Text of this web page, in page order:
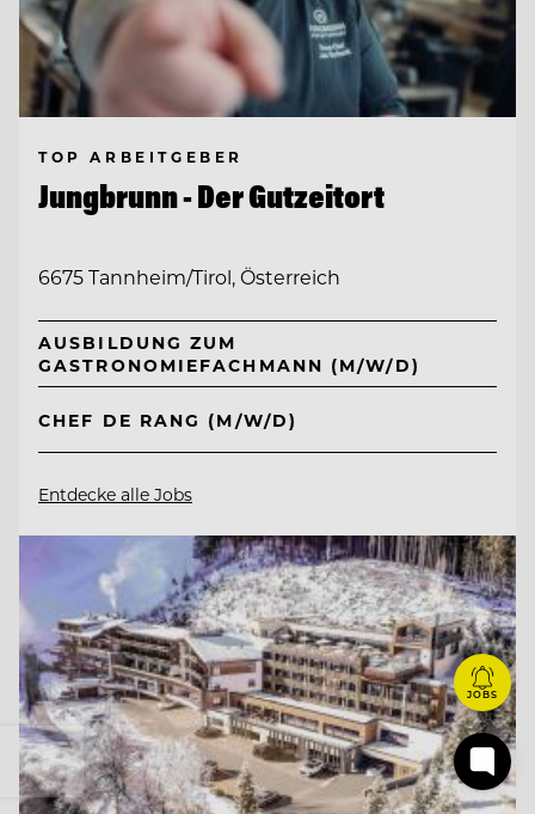
TOP ARBEITGEBER
Jungbrunn - Der Gutzeitort
6675 Tannheim/Tirol, Österreich
AUSBILDUNG ZUM
GASTRONOMIEFACHMANN (M/W/D)
CHEF DE RANG (M/W/D)
Entdecke alle Jobs
JOBS